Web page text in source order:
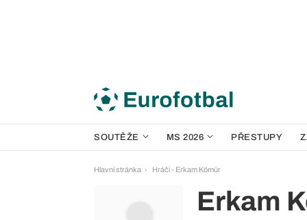
SOUTĚŽE MS 2026 PŘESTUPY
Hlavní stránka Hráči - Erkam Kömür
Erkam